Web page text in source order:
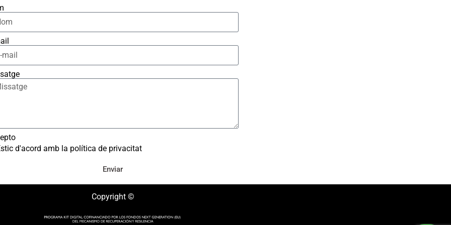
d'acord amb la política de privacitat
Enviar
Copyright ©